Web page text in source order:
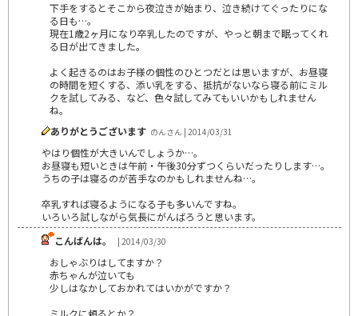
下手をするとそこから夜泣きが始まり、泣き続けてぐったりにな
る日も…。
現在1歳2ヶ月になり卒乳したのですが、やっと朝まで眠ってくれ
る日が出てきました。
よく起きるのはお子様の個性のひとつだとは思いますが、お昼寝
の時間を短くする、添い乳をする、抵抗がないなら寝る前にミル
クを試してみる、など、色々試してみてもいいかもしれません
ね。
ありがとうございます のんさん | 2014/03/31
やはり個性が大きいんでしょうか…。
お昼寝も短いときは午前・午後30分ずつくらいだったりします…。
うちの子は寝るのが苦手なのかもしれませんね…。
卒乳すれば寝るようになる子も多いんですね。
いろいろ試しながら気長にがんばろうと思います。
こんばんは。
| 2014/03/30
おしゃぶりはしてますか？
赤ちゃんが泣いても
少しはなかしておかれてはいかがですか？
ミルクに頼るとか？